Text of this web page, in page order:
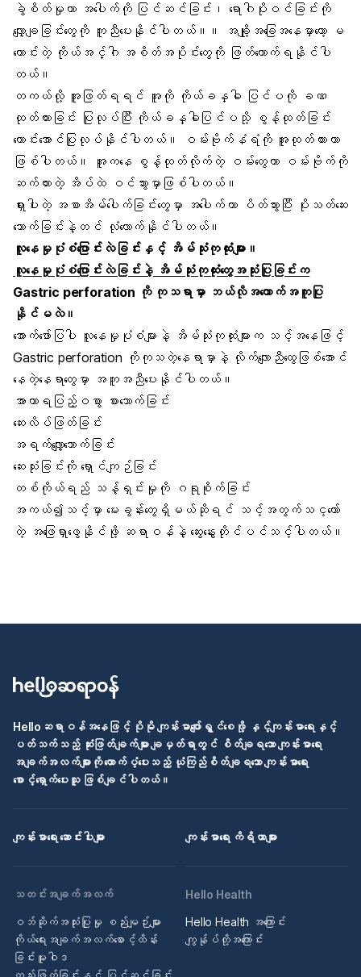
ခွဲစိတ်မှုဟာ အပေါက်ကို ပြင်ဆင်ခြင်း၊ ရောဂါပိုးဝင်ခြင်းကို
လျှော့ချခြင်းတွေကို ကူညီပေးနိုင်ပါတယ်။။ အချို့အခြေအနေမှာတော့ မ
ကောင်းတဲ့ ကိုယ်အင်္ဂါ အစိတ်အပိုင်းတွေကို ဖြတ်တောက်ရနိုင်ပါ
တယ်။
တကယ်လို့ အူဖြတ်ရရင် အူကို ကိုယ်ခန္ဓါ ပြင်ပကို ခဏ
ထုတ်ထားခြင်း ပြုလုပ်ပြီး ကိုယ်ခန္ဓါပြင်ပသို့ စွန့်ထုတ်ခြင်း
ကောင်းအောင်ပြုလုပ်နိုင်ပါတယ်။ ဝမ်းဗိုက်နံရံကို အူထုတ်ထားတာ
ဖြစ်ပါတယ်။ အူကနေ စွန့်ထုတ်လိုက်တဲ့ ဝမ်းတွေဟာ ဝမ်းဗိုက်ကို
ဆက်ထားတဲ့ အိပ်ထဲ ဝင်သွားမှာဖြစ်ပါတယ်။
ရှားပါးတဲ့ အစာအိမ်ပေါက်ခြင်းတွေမှာ အပေါက်ဟာ ပိတ်သွားပြီး ပိုးသတ်ဆေး
သောက်ခြင်းနဲ့တင် လုံလောက်နိုင်ပါတယ်။
လူနေမှုပုံစံပြောင်းလဲခြင်းနှင့် အိမ်သုံးကုထုံးများ။
လူနေမှုပုံစံပြောင်းလဲခြင်းနဲ့ အိမ်သုံးကုထုံးတွေအသုံးပြုခြင်းက
Gastric perforation ကို ကုသရာမှာ ဘယ်လိုအထောက်အကူပြု
နိုင်မလဲ။
အောက်ဖော်ပြပါ လူနေမှုပုံစံများနဲ့ အိမ်သုံးကုထုံးများက သင့်အနေဖြင့်
Gastric perforation ကိုကုသတဲ့နေရာမှာနဲ့ လိုက်လျောညီထွေဖြစ်အောင်
နေတဲ့နေရာတွေမှာ အကူအညီပေးနိုင်ပါတယ်။
အာဟာရပြည့်ဝစွာ စားသောက်ခြင်း
ဆေးလိပ်ဖြတ်ခြင်း
အရက်လျှော့သောက်ခြင်း
ဆေးသုံးခြင်းကို ရှောင်ကျဉ်ခြင်း
တစ်ကိုယ်ရည် သန့်ရှင်းမှုကို ဂရုစိုက်ခြင်း
အကယ်၍သင့်မှာ မေးခွန်းတွေရှိမယ်ဆိုရင် သင့်အတွက်သင့တော်
တဲ့ အဖြေရှာဖွေနိုင်ဖို့ ဆရာဝန်နဲ့ ဆွေးနွေးတိုင်ပင်သင့်ပါတယ်။
Helloဆရာဝန်အနေဖြင့် ပိုမို ကျန်းမာပျော်ရွှင်စေဖို့ နှင့်ကျန်းမာရေးနှင့်
ပတ်သက်သည့် ဆုံးဖြတ်ချက်များ ချမှတ်ရာတွင် စိတ်ချရသော ကျန်းမာရေး
အချက်အလက်များကို ထောက်ပံ့ပေးသည့် ယုံကြည်စိတ်ချရသော ကျန်းမာရေး
စောင့်ရှောက်ပေးသူ ဖြစ်ချင်ပါတယ်။
ကျန်းမာရေး ဆောင်းပါးများ ကျန်းမာရေး ကိရိယာများ
သတင်းအချက်အလက်
ဝဘ်ဆိုက်အသုံးပြုမှု စည်းမျဉ်းများ
ကိုယ်ရေးအချက်အလက်စောင့်ထိန်း
ခြင်းမူဝါဒ
Hello Health
Hello Health အကြောင်း
ကျွန်ုပ်တို့အကြောင်း